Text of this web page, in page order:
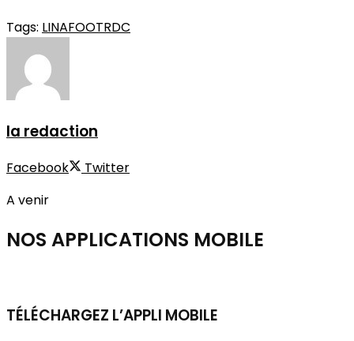
Tags: LINAFOOTRDC
la redaction
Facebook
Twitter
A venir
NOS APPLICATIONS MOBILE
TÉLÉCHARGEZ L’APPLI MOBILE